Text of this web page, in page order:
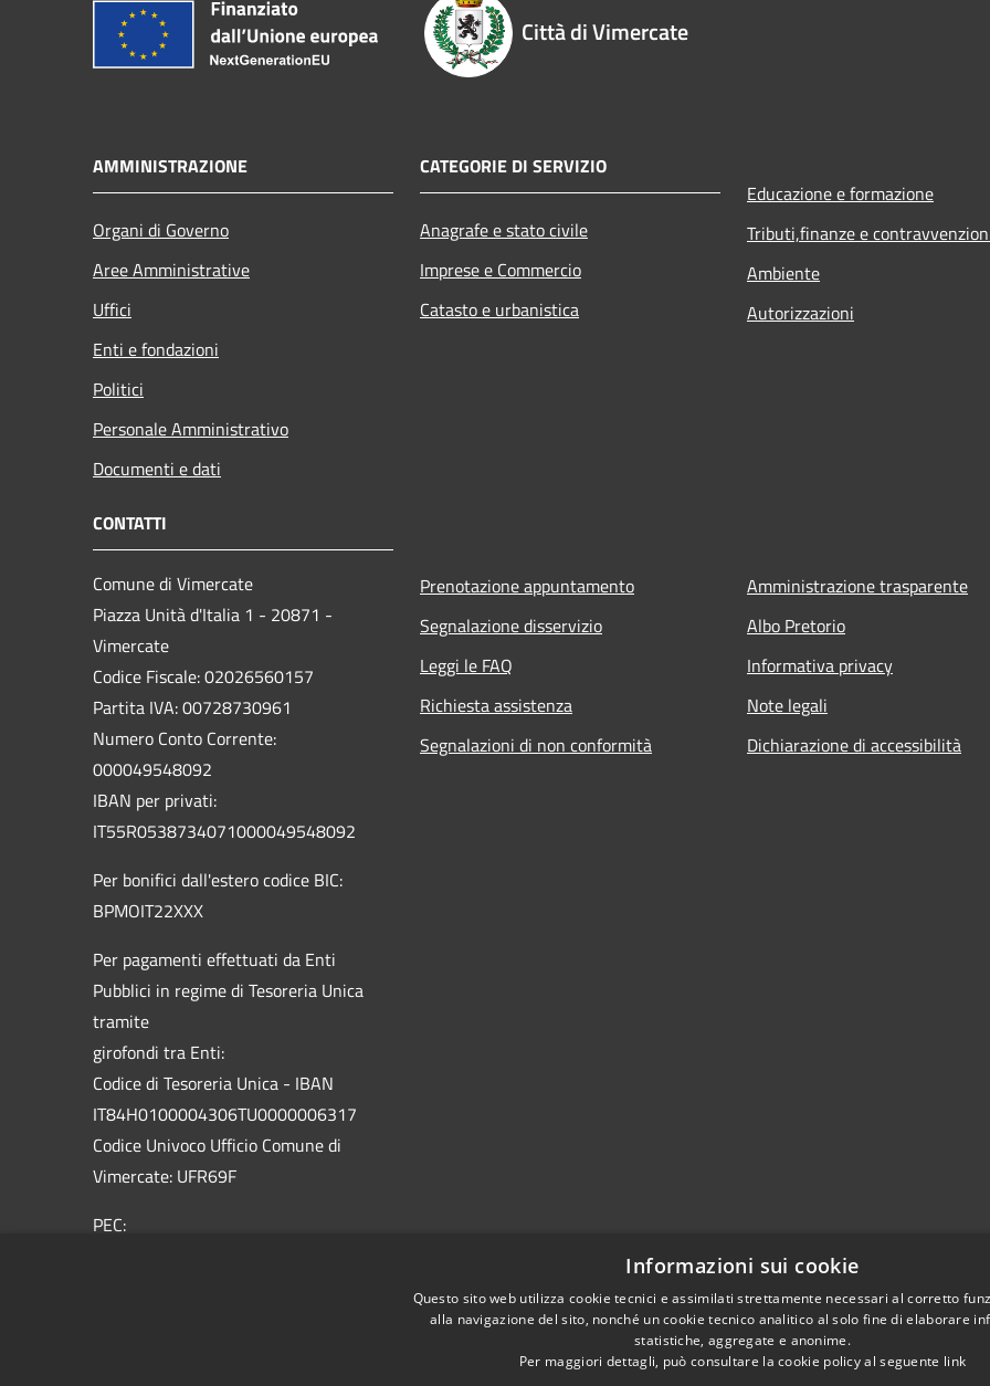
Città di Vimercate
AMMINISTRAZIONE
Organi di Governo
Aree Amministrative
Uffici
Enti e fondazioni
Politici
Personale Amministrativo
Documenti e dati
CATEGORIE DI SERVIZIO
Anagrafe e stato civile
Imprese e Commercio
Catasto e urbanistica
Educazione e formazione
Tributi,finanze e
Ambiente
Autorizzazioni
CONTATTI
Comune di Vimercate
Piazza Unità d'Italia 1 - 20871 -
Vimercate
Codice Fiscale: 02026560157
Partita IVA: 00728730961
Numero Conto Corrente:
000049548092
IBAN per privati:
IT55R0538734071000049548092
Per bonifici dall'estero codice BIC:
BPMOIT22XXX
Per pagamenti effettuati da Enti
Pubblici in regime di Tesoreria Unica
tramite
girofondi tra Enti:
Codice di Tesoreria Unica - IBAN
IT84H0100004306TU0000006317
Codice Univoco Ufficio Comune di
Vimercate: UFR69F
PEC:
Prenotazione appuntamento
Segnalazione disservizio
Leggi le FAQ
Richiesta assistenza
Segnalazioni di non conformità
Amministrazione trasparente
Albo Pretorio
Informativa privacy
Note legali
Dichiarazione di accessibilità
Informazioni sui cookie
Questo sito web utilizza cookie tecnici e assimilati strettamente necessari al corretto
alla navigazione del sito, nonché un cookie tecnico analitico al solo fine di elaborare
statistiche, aggregate e anonime.
Per maggiori dettagli, può consultare la cookie policy al seguente link